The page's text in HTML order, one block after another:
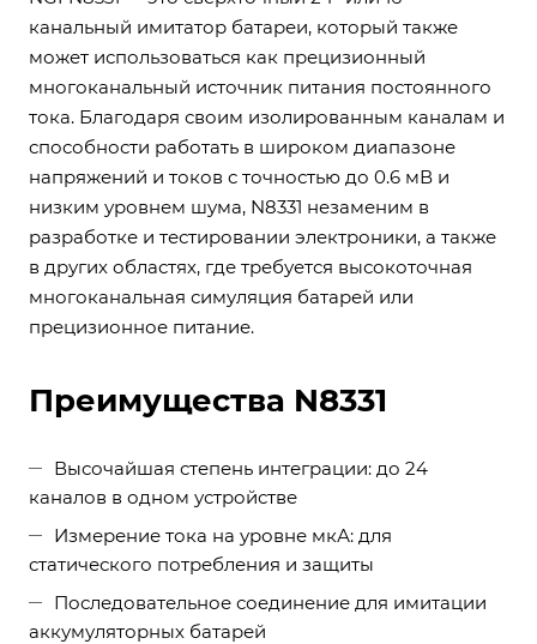
канальный имитатор батареи, который также
может использоваться как прецизионный
многоканальный источник питания постоянного
тока. Благодаря своим изолированным каналам и
способности работать в широком диапазоне
напряжений и токов с точностью до 0.6 мВ и
низким уровнем шума, N8331 незаменим в
разработке и тестировании электроники, а также
в других областях, где требуется высокоточная
многоканальная симуляция батарей или
прецизионное питание.
Преимущества N8331
Высочайшая степень интеграции: до 24
каналов в одном устройстве
Измерение тока на уровне мкА: для
статического потребления и защиты
Последовательное соединение для имитации
аккумуляторных батарей